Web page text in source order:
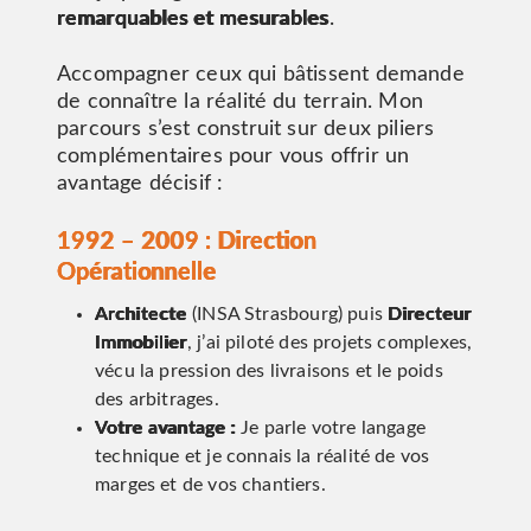
remarquables et mesurables.
Accompagner ceux qui bâtissent demande
de connaître la réalité du terrain. Mon
parcours s’est construit sur deux piliers
complémentaires pour vous offrir un
avantage décisif :
1992 – 2009 : Direction
Opérationnelle
Architecte (INSA Strasbourg) puis Directeur
Immobilier, j’ai piloté des projets complexes,
vécu la pression des livraisons et le poids
des arbitrages.
Votre avantage :Je parle votre langage
technique et je connais la réalité de vos
marges et de vos chantiers.